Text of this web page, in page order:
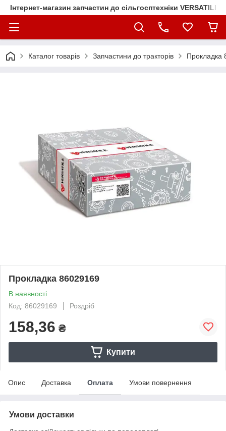
Інтернет-магазин запчастин до сільгосптехніки VERSATILE
Каталог товарів Запчастини до тракторів Прокладка
Прокладка 86029169
В наявності
Код: 86029169
Роздріб
158,36 ₴
Купити
Опис Доставка Оплата Умови повернення
Умови доставки